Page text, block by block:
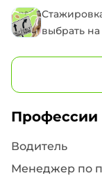
выбрать
Профессии
Водитель
Менеджер по